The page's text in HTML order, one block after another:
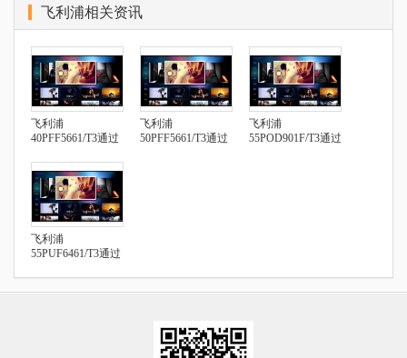
飞利浦相关资讯
飞利浦
40PFF5661/T3通过
飞利浦
50PFF5661/T3通过
飞利浦
55POD901F/T3通过
飞利浦
55PUF6461/T3通过